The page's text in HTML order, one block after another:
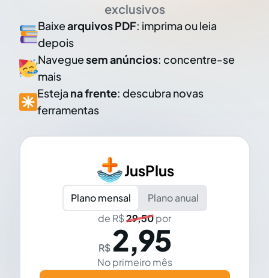
exclusivos
Baixearquivos PDF: imprima ou leia
depois
Naveguesem anúncios: concentre-se
mais
Esteja na frente: descubra novas
ferramentas
JusPlus
Plano mensal
Plano anual
de R$29,50por
R$ 2,95
No primeiro mês